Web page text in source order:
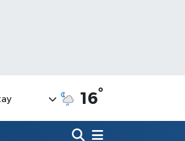
16°